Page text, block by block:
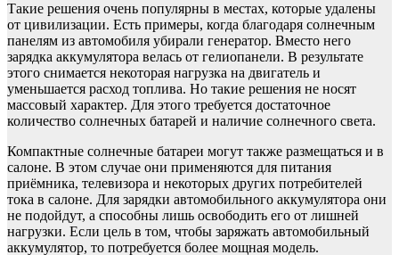
Такие решения очень популярны в местах, которые удалены
от цивилизации. Есть примеры, когда благодаря солнечным
панелям из автомобиля убирали генератор. Вместо него
зарядка аккумулятора велась от гелиопанели. В результате
этого снимается некоторая нагрузка на двигатель и
уменьшается расход топлива. Но такие решения не носят
массовый характер. Для этого требуется достаточное
количество солнечных батарей и наличие солнечного света.
Компактные солнечные батареи могут также размещаться и в
салоне. В этом случае они применяются для питания
приёмника, телевизора и некоторых других потребителей
тока в салоне. Для зарядки автомобильного аккумулятора они
не подойдут, а способны лишь освободить его от лишней
нагрузки. Если цель в том, чтобы заряжать автомобильный
аккумулятор, то потребуется более мощная модель.